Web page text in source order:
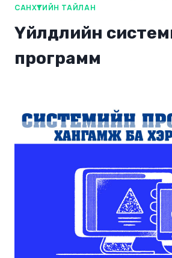
САНХҮҮГИЙН ТАЙЛАН
Үйлдлийн
программ